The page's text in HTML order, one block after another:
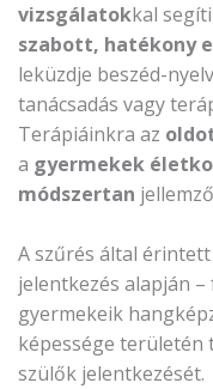
vizsgálatokkal
szabott, hatékony
leküzdje beszéd-
tanácsadás vagy
Terápiáinkra az
a gyermekek
módszertan
A szűrés által
jelentkezés alapján
gyermekeik
képessége területén
szülők jelentkezését.